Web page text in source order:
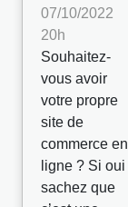
07/10/2022
20h
Souhaitez-
vous avoir
votre propre
site de
commerce en
ligne ? Si oui
sachez que